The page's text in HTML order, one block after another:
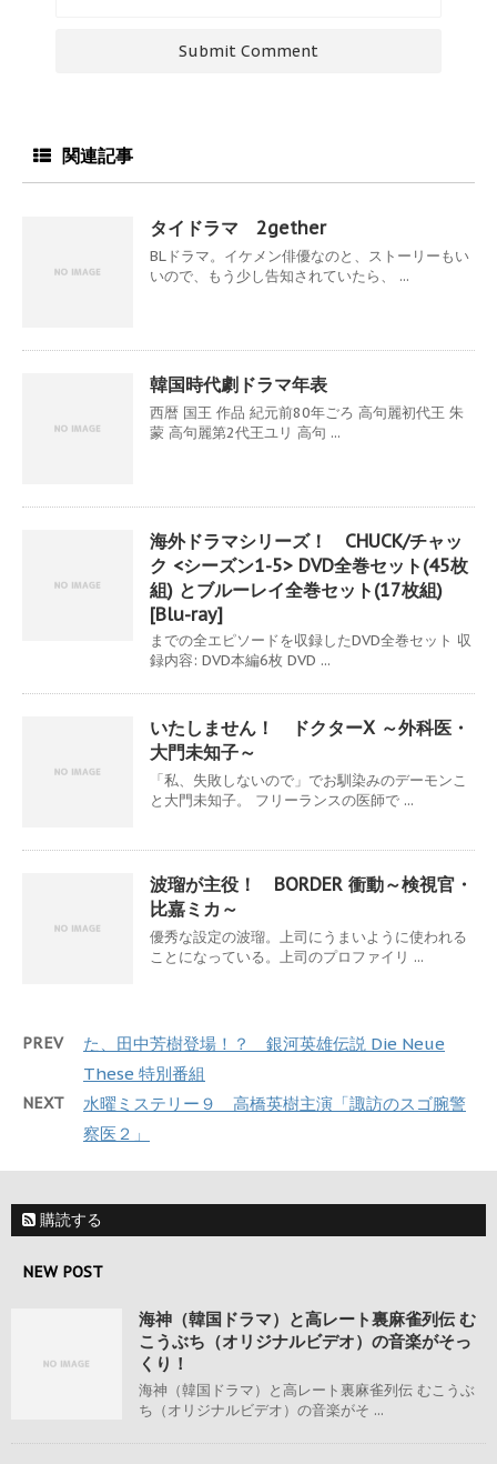
関連記事
タイドラマ 2gether
BLドラマ。イケメン俳優なのと、ストーリーもい
いので、もう少し告知されていたら、 ...
韓国時代劇ドラマ年表
西暦 国王 作品 紀元前80年ごろ 高句麗初代王 朱
蒙 高句麗第2代王ユリ 高句 ...
海外ドラマシリーズ！ CHUCK/チャッ
ク <シーズン1-5> DVD全巻セット(45枚
組) とブルーレイ全巻セット(17枚組)
[Blu-ray]
までの全エピソードを収録したDVD全巻セット 収
録内容: DVD本編6枚 DVD ...
いたしません！ ドクターX ～外科医・
大門未知子～
「私、失敗しないので」でお馴染みのデーモンこ
と大門未知子。 フリーランスの医師で ...
波瑠が主役！ BORDER 衝動～検視官・
比嘉ミカ～
優秀な設定の波瑠。上司にうまいように使われる
ことになっている。上司のプロファイリ ...
PREV
た、田中芳樹登場！？ 銀河英雄伝説 Die Neue
These 特別番組
NEXT
水曜ミステリー９ 高橋英樹主演「諏訪のスゴ腕警
察医２」
購読する
NEW POST
海神（韓国ドラマ）と高レート裏麻雀列伝 む
こうぶち（オリジナルビデオ）の音楽がそっ
くり！
海神（韓国ドラマ）と高レート裏麻雀列伝 むこうぶ
ち（オリジナルビデオ）の音楽がそ ...